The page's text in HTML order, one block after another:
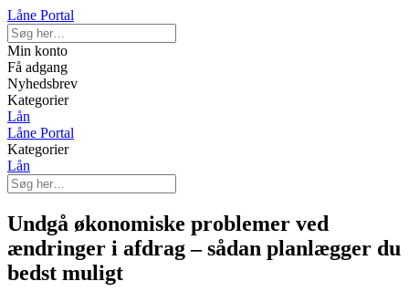
Låne Portal
Min konto
Få adgang
Nyhedsbrev
Kategorier
Lån
Låne Portal
Kategorier
Lån
Undgå økonomiske problemer ved
ændringer i afdrag – sådan planlægger du
bedst muligt